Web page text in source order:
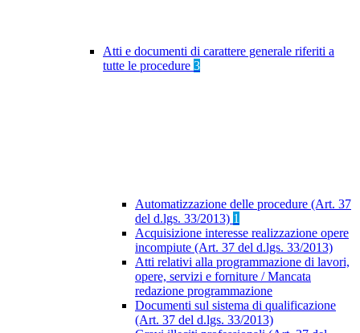
Atti e documenti di carattere generale riferiti a
tutte le procedure 3
Automatizzazione delle procedure (Art. 37
del d.lgs. 33/2013) 1
Acquisizione interesse realizzazione opere
incompiute (Art. 37 del d.lgs. 33/2013)
Atti relativi alla programmazione di lavori,
opere, servizi e forniture / Mancata
redazione programmazione
Documenti sul sistema di qualificazione
(Art. 37 del d.lgs. 33/2013)